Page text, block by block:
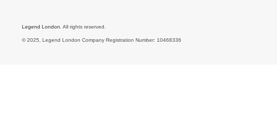
Legend London. All rights reserved.
© 2025, Legend London Company Registration Number: 10468336